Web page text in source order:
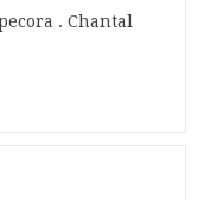
. Chantal